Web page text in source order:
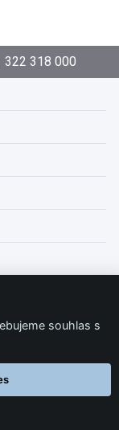
322 318 000
souhlas s